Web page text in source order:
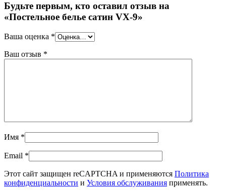
Будьте первым, кто оставил отзыв на
«Постельное белье сатин VX-9»
Ваша оценка *
Ваш отзыв *
Имя *
Email *
Этот сайт защищен reCAPTCHA и применяются Политика
конфиденциальности и Условия обслуживания применять.